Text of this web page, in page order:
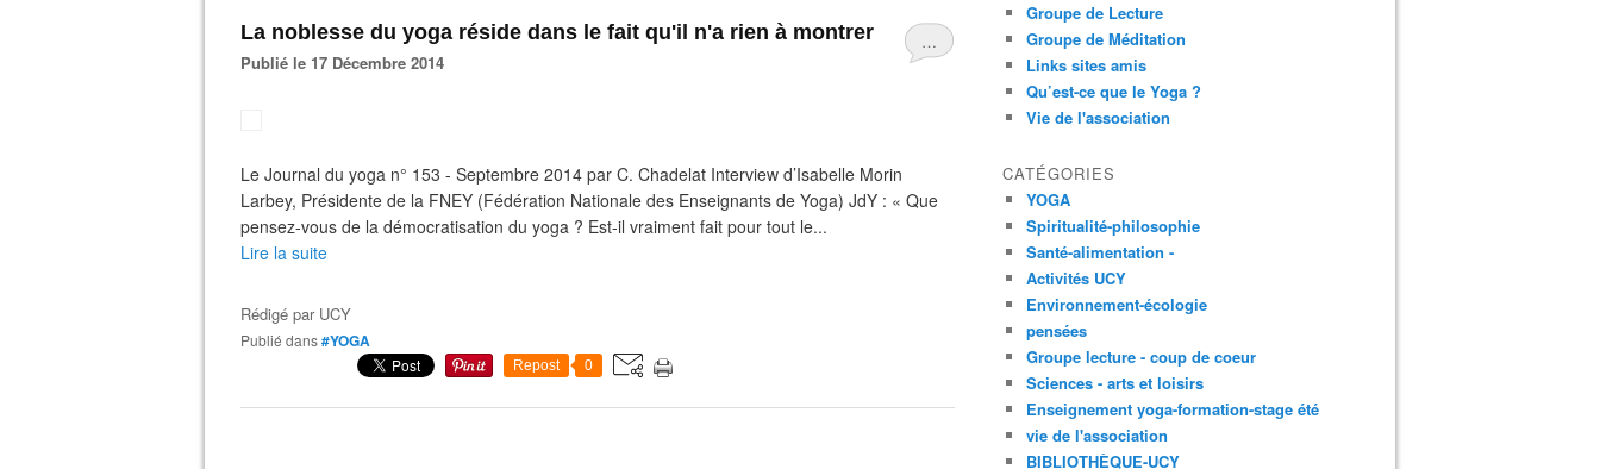
…
La noblesse du yoga réside dans le fait qu'il n'a rien à montrer
Publié le 17 Décembre 2014
Le Journal du yoga n° 153 - Septembre 2014 par C. Chadelat Interview d’Isabelle Morin
Larbey, Présidente de la FNEY (Fédération Nationale des Enseignants de Yoga) JdY : « Que
pensez-vous de la démocratisation du yoga ? Est-il vraiment fait pour tout le...
Lire la suite
Rédigé par UCY
Publié dans#YOGA
Repost 0
Groupe de Lecture
Groupe de Méditation
Links sites amis
Qu’est-ce que le Yoga ?
Vie de l'association
CATÉGORIES
YOGA
Spiritualité-philosophie
Santé-alimentation -
Activités UCY
Environnement-écologie
pensées
Groupe lecture - coup de coeur
Sciences - arts et loisirs
Enseignement yoga-formation-stage été
vie de l'association
BIBLIOTHÈQUE-UCY